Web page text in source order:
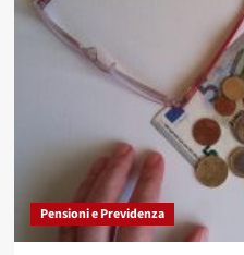
Pensioni e Previdenza